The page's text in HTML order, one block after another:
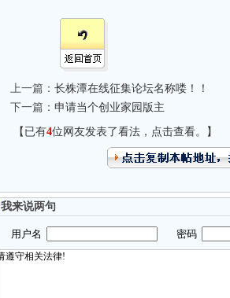
上一篇： 长株潭在线征集论坛名称喽！！
下一篇： 申请当个创业家园版主
【已有4位网友发表了看法，点击查看。】
我来说两句
用户名 密码